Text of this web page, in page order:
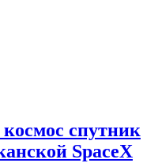
спутник
SpaceX